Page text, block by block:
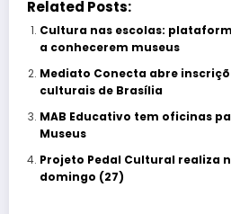
Related Posts:
Cultura nas escolas:
a conhecerem museus
Mediato Conecta abre
culturais de Brasília
MAB Educativo tem oficinas
Museus
Projeto Pedal Cultural realiza
domingo (27)